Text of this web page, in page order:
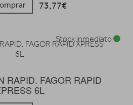
73,77€
RAPID. FAGOR RAPID
6L
Stock inmediato